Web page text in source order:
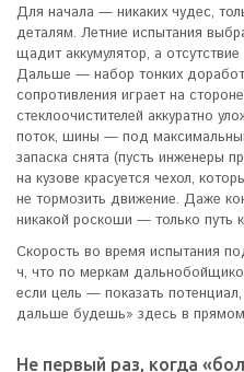
Для начала — никаких чудес,
деталям. Летние испытания
щадит аккумулятор, а
Дальше — набор тонких
сопротивления играет на
стеклоочистителей аккуратно
поток, шины — под
запаска снята (пусть инженеры
на кузове красуется чехол,
не тормозить движение. Даже
никакой роскоши — только путь
Скорость во время испытания
ч, что по меркам
если цель — показать
дальше будешь» здесь в прямом
Не первый раз, когда